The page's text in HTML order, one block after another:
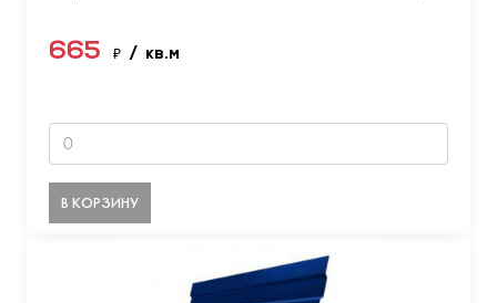
665 ₽ / кв.м
В КОРЗИНУ